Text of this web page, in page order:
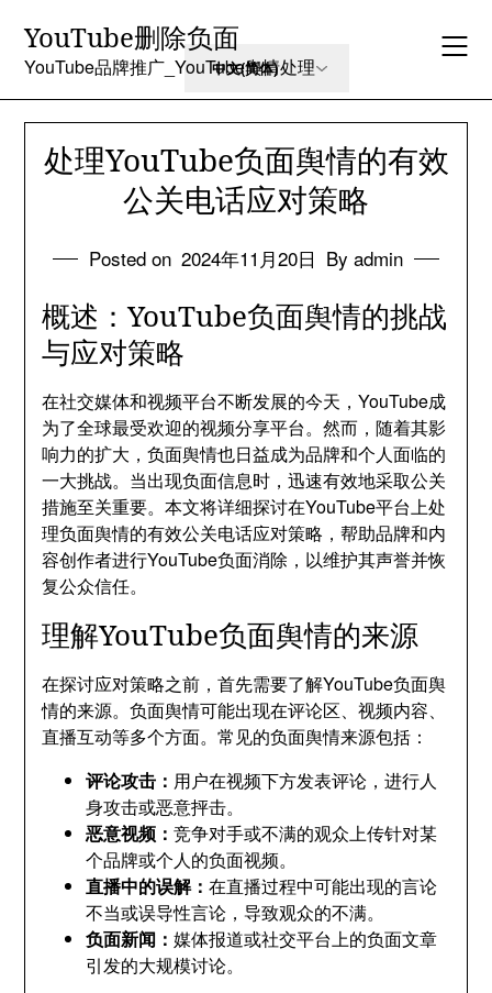
content
YouTube删除负面
YouTube品牌推广_YouTube舆情处理
处理YouTube负面舆情的有效
公关电话应对策略
Posted on 2024年11月20日 By admin
概述：YouTube负面舆情的挑战
与应对策略
在社交媒体和视频平台不断发展的今天，YouTube成
为了全球最受欢迎的视频分享平台。然而，随着其影
响力的扩大，负面舆情也日益成为品牌和个人面临的
一大挑战。当出现负面信息时，迅速有效地采取公关
措施至关重要。本文将详细探讨在YouTube平台上处
理负面舆情的有效公关电话应对策略，帮助品牌和内
容创作者进行YouTube负面消除，以维护其声誉并恢
复公众信任。
理解YouTube负面舆情的来源
在探讨应对策略之前，首先需要了解YouTube负面舆
情的来源。负面舆情可能出现在评论区、视频内容、
直播互动等多个方面。常见的负面舆情来源包括：
评论攻击： 用户在视频下方发表评论，进行人
身攻击或恶意抨击。
恶意视频：竞争对手或不满的观众上传针对某
个品牌或个人的负面视频。
直播中的误解：在直播过程中可能出现的言论
不当或误导性言论，导致观众的不满。
负面新闻：媒体报道或社交平台上的负面文章
引发的大规模讨论。